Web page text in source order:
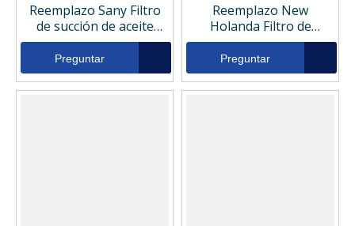
Reemplazo Sany Filtro
de succión de aceite
hidráulico P0CO021990
Preguntar
Reemplazo New
Holanda Filtro de
succión de aceite
hidráulico F50V00002D1
Preguntar